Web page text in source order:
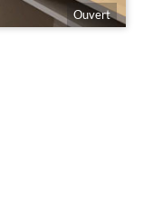
Ouvert